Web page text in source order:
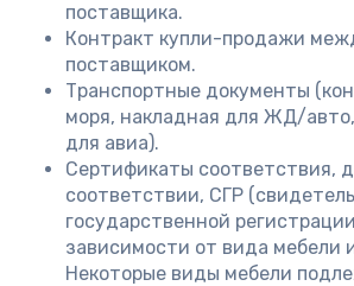
поставщика.
Контракт купли-продажи
поставщиком.
Транспортные документы
моря, накладная для ЖД/
для авиа).
Сертификаты соответствия,
соответствии, СГР
государственной
зависимости от вида мебели
Некоторые виды мебели